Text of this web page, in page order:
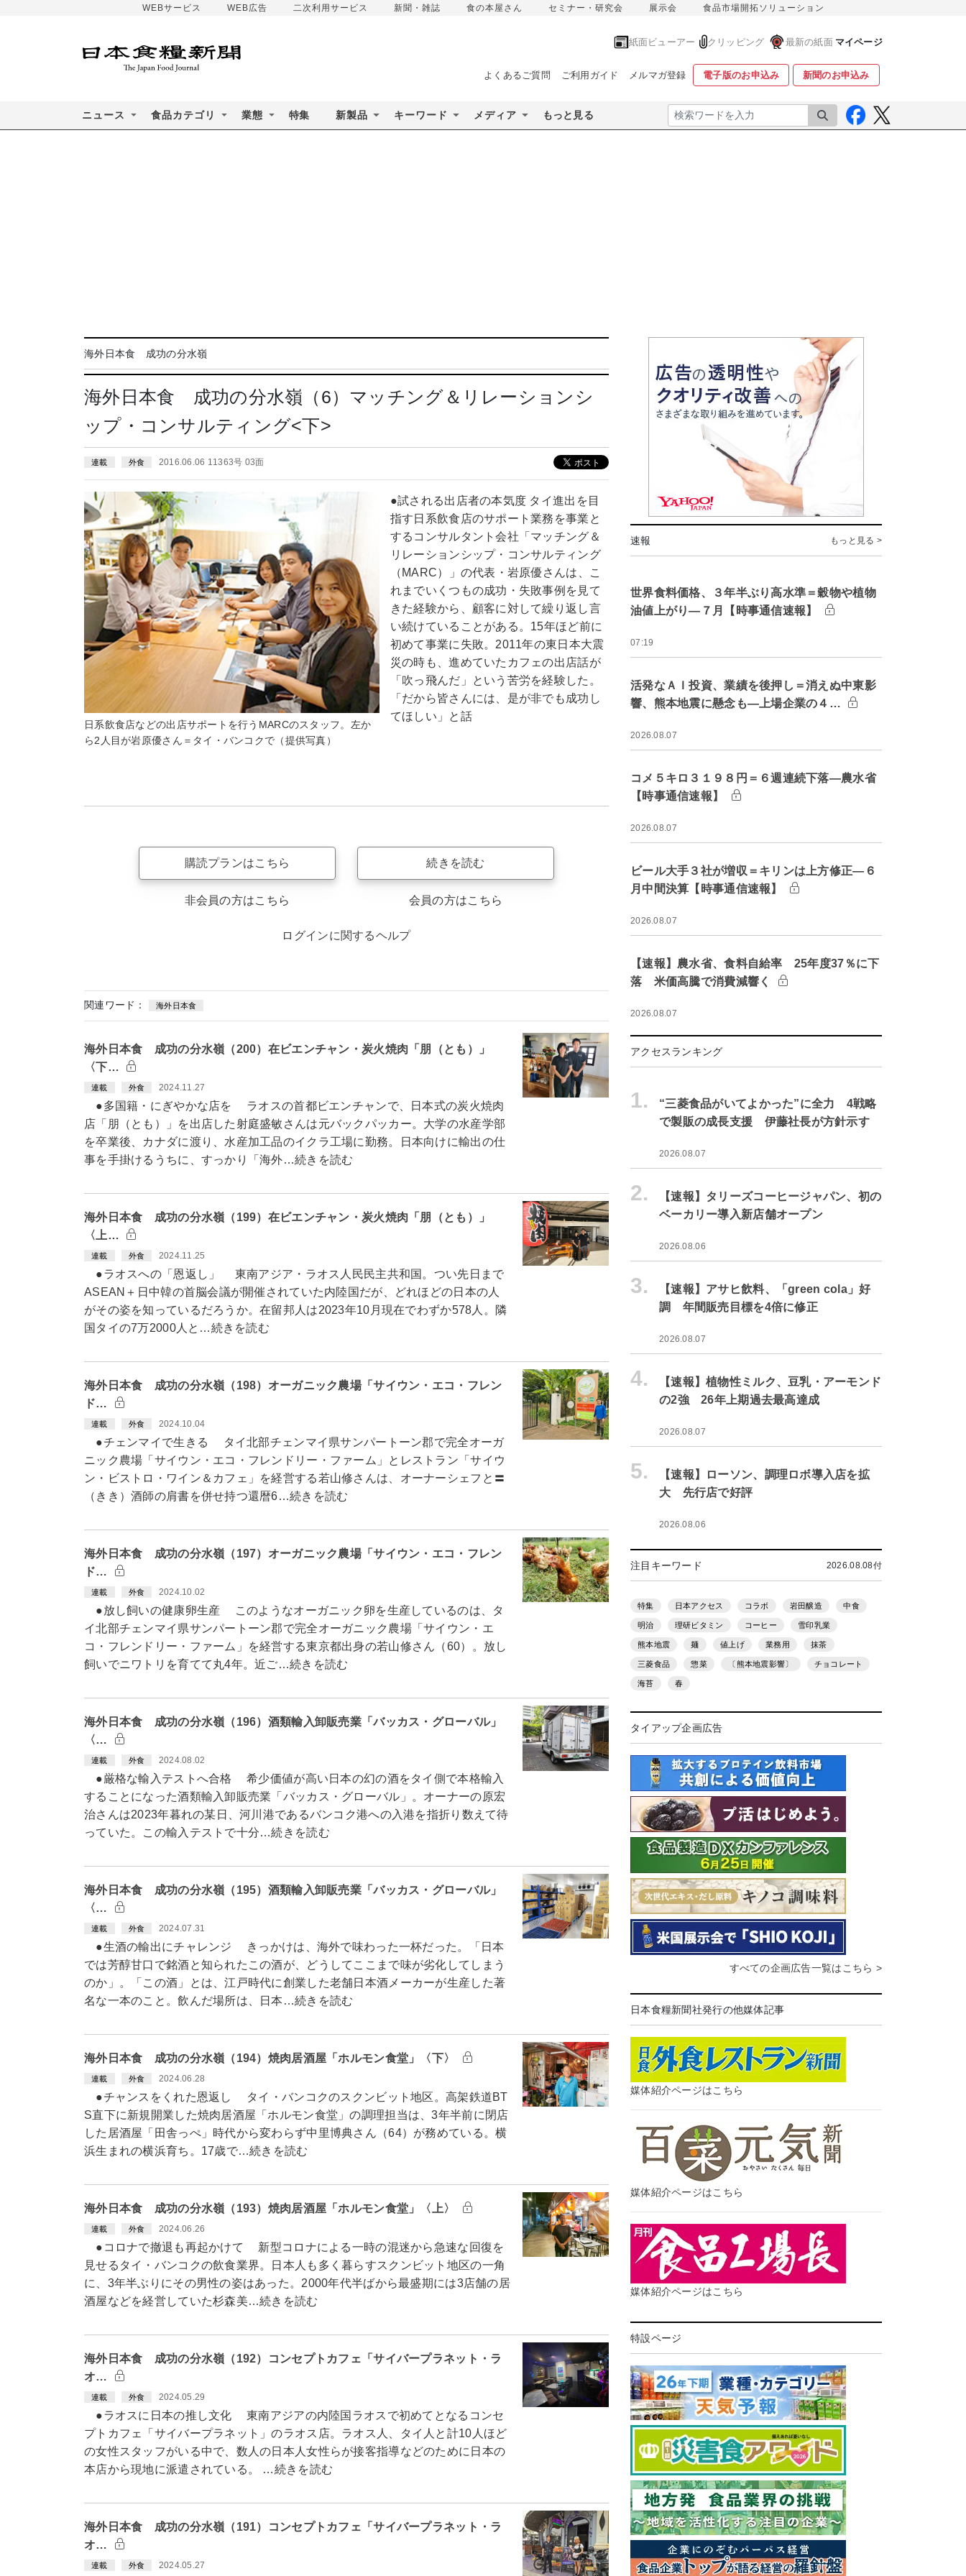
WEBサービス WEB広告 二次利用サービス 新聞・雑誌 食の本屋さん セミナー・研究会 展示会 食品市場開拓ソリューション
紙面ビューアー クリッピング 最新の紙面 マイページ
よくあるご質問 ご利用ガイド メルマガ登録 電子版のお申込み 新聞のお申込み
ニュース 食品カテゴリ 業態 特集 新製品 キーワード メディア もっと見る 検索
海外日本食 成功の分水嶺
海外日本食 成功の分水嶺（6）マッチング＆リレーションシ
ップ・コンサルティング<下>
連載 外食 2016.06.06 11363号 03面
日系飲食店などの出店サポートを行うMARCのスタッフ。左か
ら2人目が岩原優さん＝タイ・バンコクで（提供写真）
●試される出店者の本気度 タイ進出を目
指す日系飲食店のサポート業務を事業と
するコンサルタント会社「マッチング＆
リレーションシップ・コンサルティング
（MARC）」の代表・岩原優さんは、こ
れまでいくつもの成功・失敗事例を見て
きた経験から、顧客に対して繰り返し言
い続けていることがある。15年ほど前に
初めて事業に失敗。2011年の東日本大震
災の時も、進めていたカフェの出店話が
「吹っ飛んだ」という苦労を経験した。
「だから皆さんには、是が非でも成功し
てほしい」と話
購読プランはこちら
非会員の方はこちら
続きを読む
会員の方はこちら
ログインに関するヘルプ
関連ワード： 海外日本食
海外日本食 成功の分水嶺（200）在ビエンチャン・炭火焼肉「朋（とも）」
〈下…
連載 外食 2024.11.27
●多国籍・にぎやかな店を ラオスの首都ビエンチャンで、日本式の炭火焼肉
店「朋（とも）」を出店した射庭盛敏さんは元バックパッカー。大学の水産学部
を卒業後、カナダに渡り、水産加工品のイクラ工場に勤務。日本向けに輸出の仕
事を手掛けるうちに、すっかり「海外…続きを読む
海外日本食 成功の分水嶺（199）在ビエンチャン・炭火焼肉「朋（とも）」
〈上…
連載 外食 2024.11.25
●ラオスへの「恩返し」 東南アジア・ラオス人民民主共和国。つい先日まで
ASEAN＋日中韓の首脳会議が開催されていた内陸国だが、どれほどの日本の人
がその姿を知っているだろうか。在留邦人は2023年10月現在でわずか578人。隣
国タイの7万2000人と…続きを読む
海外日本食 成功の分水嶺（198）オーガニック農場「サイウン・エコ・フレン
ド…
連載 外食 2024.10.04
●チェンマイで生きる タイ北部チェンマイ県サンパートーン郡で完全オーガ
ニック農場「サイウン・エコ・フレンドリー・ファーム」とレストラン「サイウ
ン・ビストロ・ワイン＆カフェ」を経営する若山修さんは、オーナーシェフと〓
（きき）酒師の肩書を併せ持つ還暦6…続きを読む
海外日本食 成功の分水嶺（197）オーガニック農場「サイウン・エコ・フレン
ド…
連載 外食 2024.10.02
●放し飼いの健康卵生産 このようなオーガニック卵を生産しているのは、タ
イ北部チェンマイ県サンパートーン郡で完全オーガニック農場「サイウン・エ
コ・フレンドリー・ファーム」を経営する東京都出身の若山修さん（60）。放し
飼いでニワトリを育てて丸4年。近ご…続きを読む
海外日本食 成功の分水嶺（196）酒類輸入卸販売業「バッカス・グローバル」
〈…
連載 外食 2024.08.02
●厳格な輸入テストへ合格 希少価値が高い日本の幻の酒をタイ側で本格輸入
することになった酒類輸入卸販売業「バッカス・グローバル」。オーナーの原宏
治さんは2023年暮れの某日、河川港であるバンコク港への入港を指折り数えて待
っていた。この輸入テストで十分…続きを読む
海外日本食 成功の分水嶺（195）酒類輸入卸販売業「バッカス・グローバル」
〈…
連載 外食 2024.07.31
●生酒の輸出にチャレンジ きっかけは、海外で味わった一杯だった。「日本
では芳醇甘口で銘酒と知られたこの酒が、どうしてここまで味が劣化してしまう
のか」。「この酒」とは、江戸時代に創業した老舗日本酒メーカーが生産した著
名な一本のこと。飲んだ場所は、日本…続きを読む
海外日本食 成功の分水嶺（194）焼肉居酒屋「ホルモン食堂」〈下〉
連載 外食 2024.06.28
●チャンスをくれた恩返し タイ・バンコクのスクンビット地区。高架鉄道BT
S直下に新規開業した焼肉居酒屋「ホルモン食堂」の調理担当は、3年半前に閉店
した居酒屋「田舎っぺ」時代から変わらず中里博典さん（64）が務めている。横
浜生まれの横浜育ち。17歳で…続きを読む
海外日本食 成功の分水嶺（193）焼肉居酒屋「ホルモン食堂」〈上〉
連載 外食 2024.06.26
●コロナで撤退も再起かけて 新型コロナによる一時の混迷から急速な回復を
見せるタイ・バンコクの飲食業界。日本人も多く暮らすスクンビット地区の一角
に、3年半ぶりにその男性の姿はあった。2000年代半ばから最盛期には3店舗の居
酒屋などを経営していた杉森美…続きを読む
海外日本食 成功の分水嶺（192）コンセプトカフェ「サイバープラネット・ラ
オ…
連載 外食 2024.05.29
●ラオスに日本の推し文化 東南アジアの内陸国ラオスで初めてとなるコンセ
プトカフェ「サイバープラネット」のラオス店。ラオス人、タイ人と計10人ほど
の女性スタッフがいる中で、数人の日本人女性らが接客指導などのために日本の
本店から現地に派遣されている。 …続きを読む
海外日本食 成功の分水嶺（191）コンセプトカフェ「サイバープラネット・ラ
オ…
連載 外食 2024.05.27
速報 もっと見る >
世界食料価格、３年半ぶり高水準＝穀物や植物
油値上がり―７月【時事通信速報】
07:19
活発なＡＩ投資、業績を後押し＝消えぬ中東影
響、熊本地震に懸念も―上場企業の４…
2026.08.07
コメ５キロ３１９８円＝６週連続下落―農水省
【時事通信速報】
2026.08.07
ビール大手３社が増収＝キリンは上方修正―６
月中間決算【時事通信速報】
2026.08.07
【速報】農水省、食料自給率 25年度37％に下
落 米価高騰で消費減響く
2026.08.07
アクセスランキング
1.
“三菱食品がいてよかった”に全力 4戦略
で製販の成長支援 伊藤社長が方針示す
2026.08.07
2.
【速報】タリーズコーヒージャパン、初の
ベーカリー導入新店舗オープン
2026.08.06
3.
【速報】アサヒ飲料、「green cola」好
調 年間販売目標を4倍に修正
2026.08.07
4.
【速報】植物性ミルク、豆乳・アーモンド
の2強 26年上期過去最高達成
2026.08.07
5.
【速報】ローソン、調理ロボ導入店を拡
大 先行店で好評
2026.08.06
注目キーワード 2026.08.08付
特集 日本アクセス コラボ 岩田醸造 中食
明治 理研ビタミン コーヒー 雪印乳業
熊本地震 麺 値上げ 業務用 抹茶
三菱食品 惣菜 〔熊本地震影響〕 チョコレート
海苔 春
タイアップ企画広告
すべての企画広告一覧はこちら >
日本食糧新聞社発行の他媒体記事
媒体紹介ページはこちら
媒体紹介ページはこちら
媒体紹介ページはこちら
特設ページ